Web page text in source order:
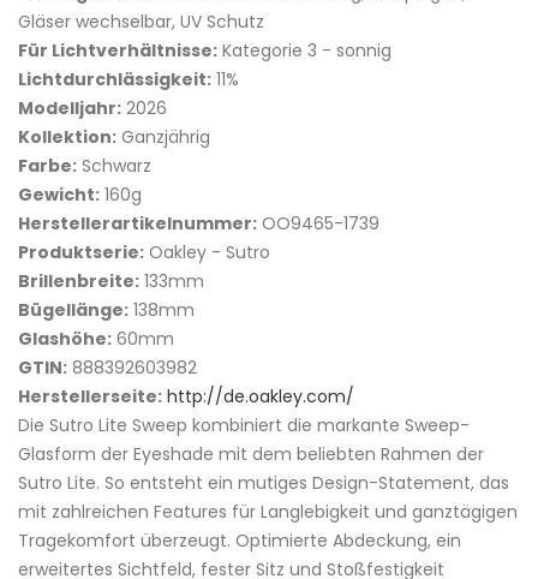
Gläser wechselbar, UV Schutz
Für Lichtverhältnisse: Kategorie 3 - sonnig
Lichtdurchlässigkeit: 11%
Modelljahr: 2026
Kollektion: Ganzjährig
Farbe: Schwarz
Gewicht: 160g
Herstellerartikelnummer: OO9465-1739
Produktserie: Oakley - Sutro
Brillenbreite: 133mm
Bügellänge: 138mm
Glashöhe: 60mm
GTIN: 888392603982
Herstellerseite: http://de.oakley.com/
Die Sutro Lite Sweep kombiniert die markante Sweep-
Glasform der Eyeshade mit dem beliebten Rahmen der
Sutro Lite. So entsteht ein mutiges Design-Statement, das
mit zahlreichen Features für Langlebigkeit und ganztägigen
Tragekomfort überzeugt. Optimierte Abdeckung, ein
erweitertes Sichtfeld, fester Sitz und Stoßfestigkeit